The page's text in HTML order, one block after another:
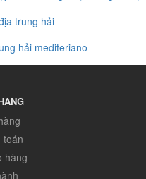
toán
hàng